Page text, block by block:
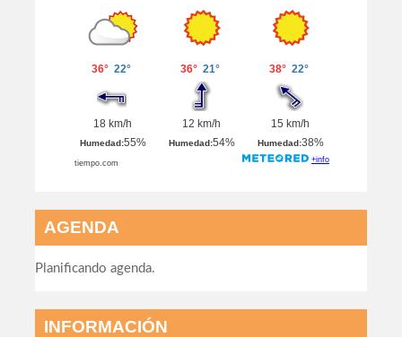
AGENDA
Planificando agenda.
INFORMACIÓN